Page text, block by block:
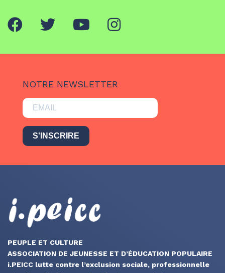
NOTRE NEWSLETTER
S'INSCRIRE
PEUPLE ET CULTURE
ASSOCIATION DE JEUNESSE ET D’ÉDUCATION POPULAIRE
i.PEICC lutte contre l’exclusion sociale, professionnelle